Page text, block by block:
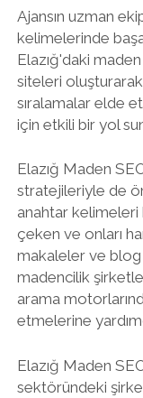
Ajansın uzman
kelimelerinde
Elazığ'daki
siteleri
sıralamalar elde
için etkili bir yol
Elazığ Maden
stratejileriyle de
anahtar kelimeleri
çeken ve onları
makaleler ve
madencilik
arama
etmelerine
Elazığ Maden
sektöründeki